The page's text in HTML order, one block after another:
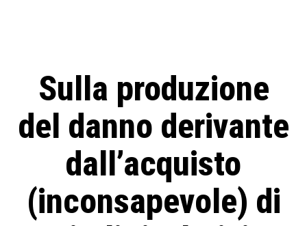
Sulla produzione
del danno derivante
dall’acquisto
(inconsapevole) di